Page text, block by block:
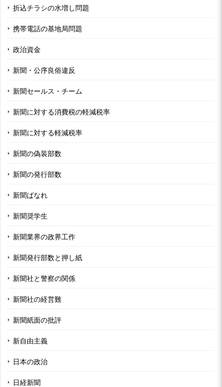
折込チラシの水増し問題
携帯電話の基地局問題
政治資金
新聞・公序良俗違反
新聞セールス・チーム
新聞に対する消費税の軽減税率
新聞に対する軽減税率
新聞の偽装部数
新聞の発行部数
新聞ばなれ
新聞奨学生
新聞業界の政界工作
新聞発行部数と押し紙
新聞社と警察の関係
新聞社の経営難
新聞紙面の批評
新自由主義
日本の政治
日経新聞